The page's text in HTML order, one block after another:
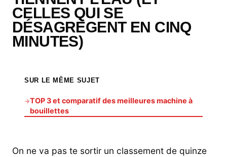
CELLES QUI SE
DÉSAGRÈGENT EN CINQ
MINUTES)
SUR LE MÊME SUJET
→TOP 3 et comparatif des meilleures machine à
bouillettes
On ne va pas te sortir un classement de quinze